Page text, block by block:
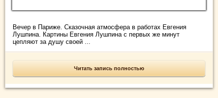
Вечер в Париже. Сказочная атмосфера в работах Евгения
Лушпина. Картины Евгения Лушпина с первых же минут
цепляют за душу своей ...
Читать запись полностью